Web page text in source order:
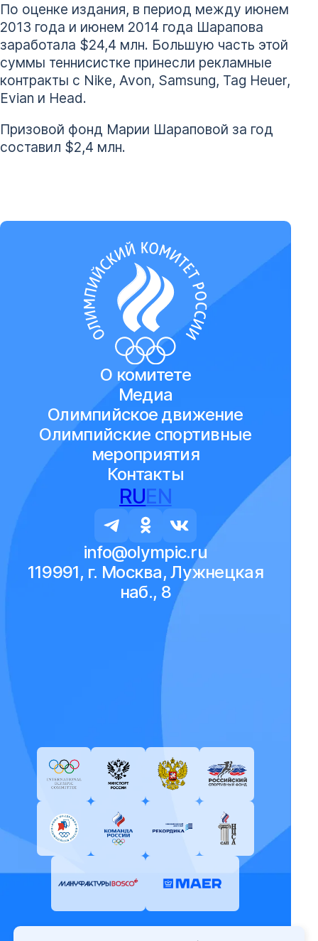
По оценке издания, в период между июнем
2013 года и июнем 2014 года Шарапова
заработала $24,4 млн. Большую часть этой
суммы теннисистке принесли рекламные
контракты с Nike, Avon, Samsung, Tag Heuer,
Evian и Head.
Призовой фонд Марии Шараповой за год
составил $2,4 млн.
О комитете
Медиа
Олимпийское движение
Олимпийские спортивные
мероприятия
Контакты
RUEN
info@olympic.ru
119991, г. Москва, Лужнецкая
наб., 8